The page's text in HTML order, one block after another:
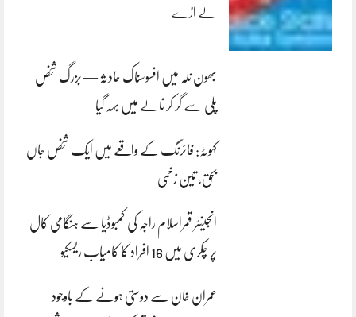
لے اڑے
بھون نلہ میں افسوسناک حادثہ — بزرگ شخص
پلی سے گر کر نالے میں بہہ گیا
کہوٹہ: فائرنگ کے واقعے میں ایک شخص جاں
بحق، تین زخمی
انجینئر قمراسلام راجہ کی کمبوڈیا سے ہنگامی کال
پر چکری میں 16 افراد کا کامیاب ریسکیو
عمران خان سے دوستی ہونے کے باوجود